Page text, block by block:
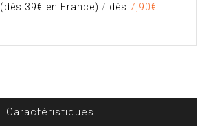
(dès 39€ en France) / dès 7,90€
Caractéristiques